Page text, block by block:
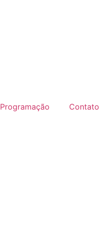
Programação Contato